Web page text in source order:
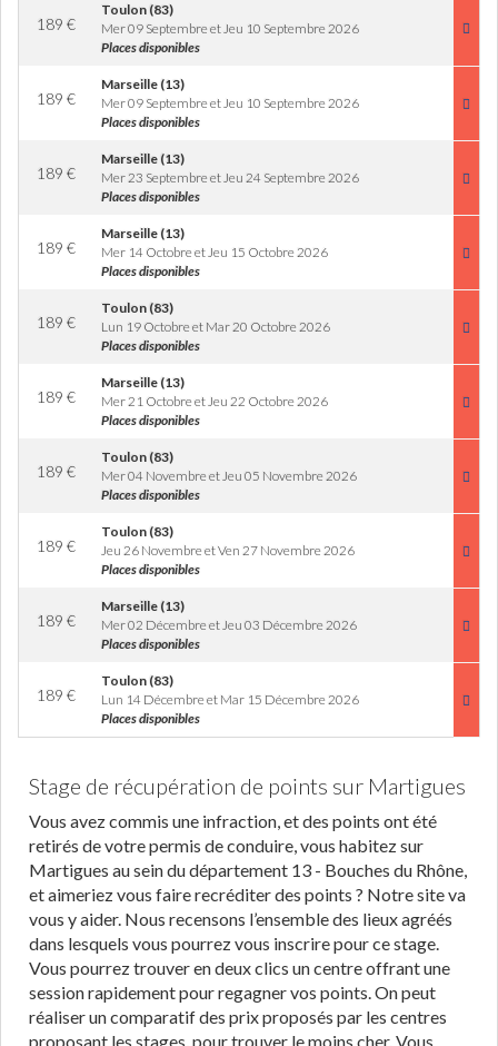
189 €
Toulon (83)
Mer 09 Septembre et Jeu 10 Septembre 2026
Places disponibles
189 €
Marseille (13)
Mer 09 Septembre et Jeu 10 Septembre 2026
Places disponibles
189 €
Marseille (13)
Mer 23 Septembre et Jeu 24 Septembre 2026
Places disponibles
189 €
Marseille (13)
Mer 14 Octobre et Jeu 15 Octobre 2026
Places disponibles
189 €
Toulon (83)
Lun 19 Octobre et Mar 20 Octobre 2026
Places disponibles
189 €
Marseille (13)
Mer 21 Octobre et Jeu 22 Octobre 2026
Places disponibles
189 €
Toulon (83)
Mer 04 Novembre et Jeu 05 Novembre 2026
Places disponibles
189 €
Toulon (83)
Jeu 26 Novembre et Ven 27 Novembre 2026
Places disponibles
189 €
Marseille (13)
Mer 02 Décembre et Jeu 03 Décembre 2026
Places disponibles
189 €
Toulon (83)
Lun 14 Décembre et Mar 15 Décembre 2026
Places disponibles
Stage de récupération de points sur Martigues
Vous avez commis une infraction, et des points ont été
retirés de votre permis de conduire, vous habitez sur
Martigues au sein du département 13 - Bouches du Rhône,
et aimeriez vous faire recréditer des points ? Notre site va
vous y aider. Nous recensons l’ensemble des lieux agréés
dans lesquels vous pourrez vous inscrire pour ce stage.
Vous pourrez trouver en deux clics un centre offrant une
session rapidement pour regagner vos points. On peut
réaliser un comparatif des prix proposés par les centres
proposant les stages, pour trouver le moins cher. Vous